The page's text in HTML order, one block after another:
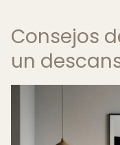
Consejos
un